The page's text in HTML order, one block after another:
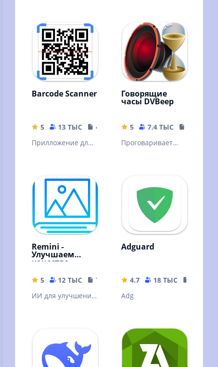
Barcode Scanner
5 13 ТЫС
4.04 MB
Прилложение для
Говорящие
часы DVBeep
5 7.4 ТЫС
Проговаривает
вашему графику
Remini -
Улучшаем
качество
5 12 ТЫС
79.19 MB
ИИ для улучшения
Adguard
4.7 18 ТЫС
Adg